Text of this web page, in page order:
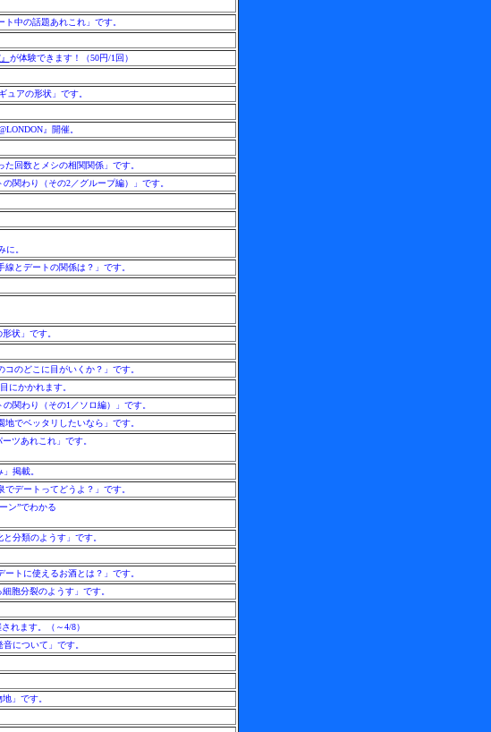
中の話題あれこれ」です。
が体験できます！（50円/1回）
ュアの形状」です。
』開催。
回数とメシの相関関係」です。
関わり（その2／グループ編）」です。
。
とデートの関係は？」です。
状」です。
のどこに目がいくか？」です。
にかかれます。
関わり（その1／ソロ編）」です。
でベッタリしたいなら」です。
ツあれこれ」です。
掲載。
デートってどうよ？」です。
ン”でわかる
分類のようす」です。
トに使えるお酒とは？」です。
胞分裂のようす」です。
れます。（～4/8）
について」です。
」です。